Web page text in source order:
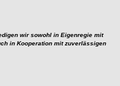
wir sowohl in Eigenregie mit
in Kooperation mit zuverlässigen